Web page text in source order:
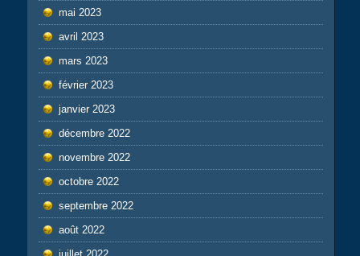
mai 2023
avril 2023
mars 2023
février 2023
janvier 2023
décembre 2022
novembre 2022
octobre 2022
septembre 2022
août 2022